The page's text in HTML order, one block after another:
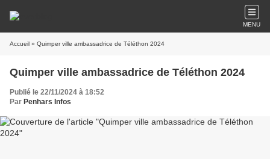
MENU
Accueil » Quimper ville ambassadrice de Téléthon 2024
Quimper ville ambassadrice de Téléthon 2024
Publié le 22/11/2024 à 18:52
Par Penhars Infos